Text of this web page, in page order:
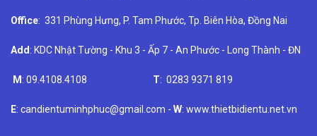
Office: 331 Phùng Hưng, P. Tam Phước, Tp. Biên Hòa, Đồng Nai
Add : KDC Nhật Tường - Khu 3 - Ấp 7 - An Phước - Long Thành - ĐN
M : 09.4108.4108 T: 0283 9371 819
E: candientuminhphuc@gmail.com - W: www.thietbidientu.net.vn